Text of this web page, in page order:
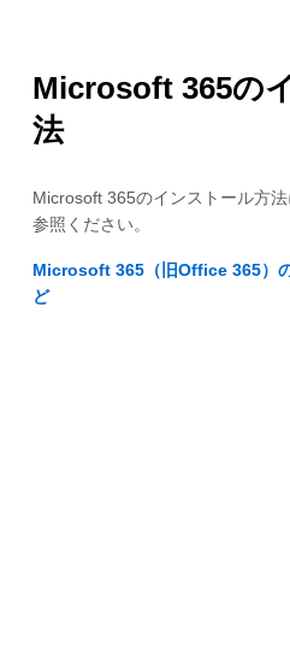
Microsoft 365の
法
Microsoft 365のインストール方
参照ください。
Microsoft 365（旧Office 365）
ど